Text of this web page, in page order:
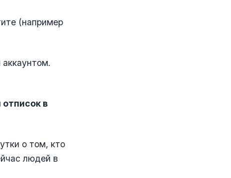
(например
в
о том, кто
людей в